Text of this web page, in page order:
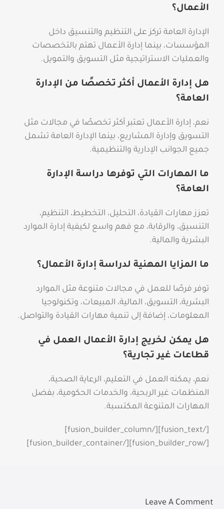
الأعمال؟
الإدارة العامة تركز على التنظيم والتنسيق داخل
المؤسسات، بينما إدارة الأعمال تهتم بالتخصصات
والعمليات الاستراتيجية مثل التسويق والتمويل.
هل إدارة الأعمال أكثر تخصصًا من الإدارة
العامة؟
نعم، إدارة الأعمال تعتبر أكثر تخصصًا في مجالات مثل
التسويق وإدارة المشاريع، بينما الإدارة العامة تشمل
جميع الجوانب الإدارية والتنظيمية.
ما المهارات التي توفرها دراسة الإدارة
العامة؟
تعزز مهارات القيادة، التحليل، التخطيط، التنظيم،
التنسيق، والرقابة، مع فهم واسع لكيفية إدارة الموارد
البشرية والمالية.
ما المزايا المهنية لدراسة إدارة الأعمال؟
توفر فرصًا للعمل في مجالات متنوعة مثل الموارد
البشرية، التسويق، المالية، المبيعات، وتكنولوجيا
المعلومات، إضافة إلى تنمية مهارات القيادة والتواصل.
هل يمكن لخريج إدارة الأعمال العمل في
قطاعات غير تجارية؟
نعم، يمكنه العمل في التعليم، الرعاية الصحية،
المنظمات غير الربحية، والخدمات الحكومية، بفضل
المهارات المتنوعة المكتسبة.
[/fusion_text][/fusion_builder_column]
[/fusion_builder_row][/fusion_builder_container]
Leave A Comment